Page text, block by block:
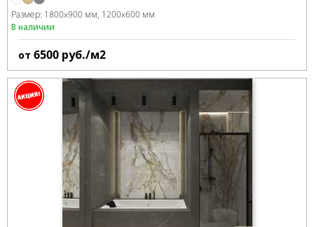
Размер: 1800x900 мм 1200x600 мм
В наличии
от 6500 руб./м2